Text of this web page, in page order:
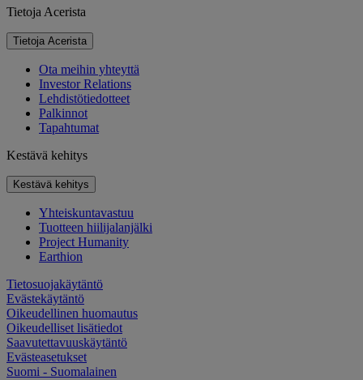
Tietoja Acerista
Tietoja Acerista
Ota meihin yhteyttä
Investor Relations
Lehdistötiedotteet
Palkinnot
Tapahtumat
Kestävä kehitys
Kestävä kehitys
Yhteiskuntavastuu
Tuotteen hiilijalanjälki
Project Humanity
Earthion
Tietosuojakäytäntö
Evästekäytäntö
Oikeudellinen huomautus
Oikeudelliset lisätiedot
Saavutettavuuskäytäntö
Evästeasetukset
Suomi - Suomalainen